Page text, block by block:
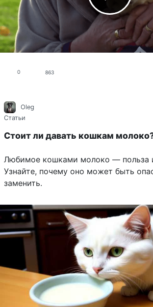
0 863
Oleg
Статьи
Стоит ли давать кошкам
Любимое кошками молоко — польза
Узнайте, почему оно может быть
заменить.